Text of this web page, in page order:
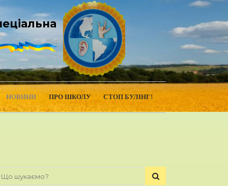
НОВИНИ ПРО ШКОЛУ СТОП БУЛІНГ!